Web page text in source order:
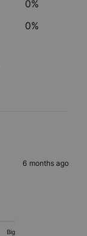
0%
0%
6 months ago
Big